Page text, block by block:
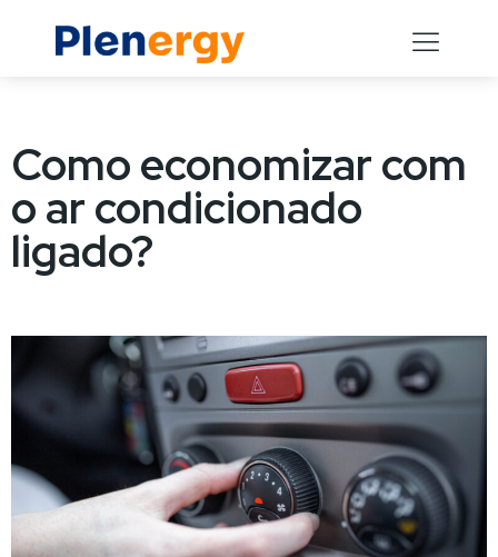
Como economizar com
o ar condicionado
ligado?